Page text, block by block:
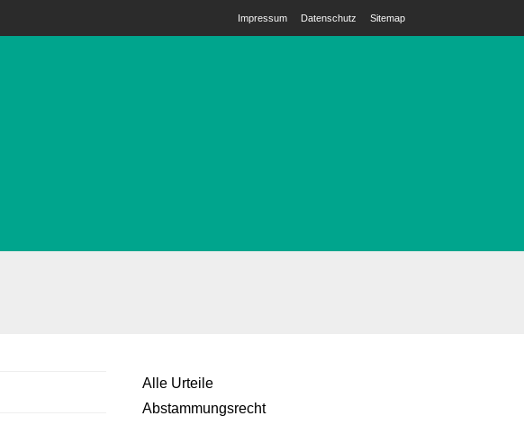
Impressum Datenschutz Sitemap
Alle Urteile
Abstammungsrecht